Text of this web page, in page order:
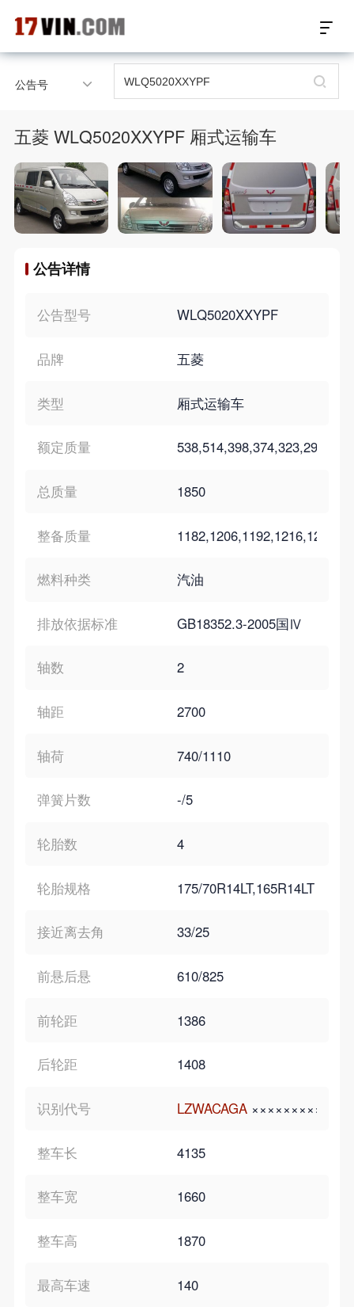
17VIN车架号查询首页
汽配产品车型适配
汽配产品电子目录
微信群智能客服
个性化私人定制
公告号
五菱 WLQ5020XXYPF 厢式运输车
公告详情
公告型号 WLQ5020XXYPF
品牌 五菱
类型 厢式运输车
额定质量 538,514,398,374,323,299
总质量 1850
整备质量
燃料种类 汽油
排放依据标准 GB18352.3-2005国Ⅳ
轴数 2
轴距 2700
轴荷 740/1110
弹簧片数 -/5
轮胎数 4
轮胎规格 175/70R14LT,165R14LT
接近离去角 33/25
前悬后悬 610/825
前轮距 1386
后轮距 1408
识别代号 LZWACAGA ×××××××××
整车长 4135
整车宽 1660
整车高 1870
最高车速 140